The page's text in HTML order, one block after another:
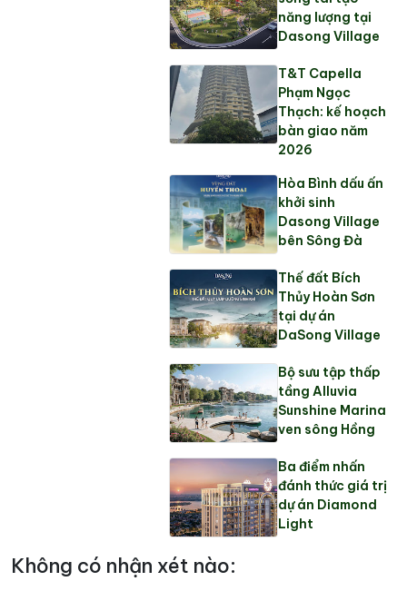
năng lượng tại
Dasong Village
T&T Capella
Phạm Ngọc
Thạch: kế hoạch
bàn giao năm
2026
Hòa Bình dấu ấn
khởi sinh
Dasong Village
bên Sông Đà
Thế đất Bích
Thủy Hoàn Sơn
tại dự án
DaSong Village
Bộ sưu tập thấp
tầng Alluvia
Sunshine Marina
ven sông Hồng
Ba điểm nhấn
đánh thức giá trị
dự án Diamond
Light
Không có nhận xét nào: